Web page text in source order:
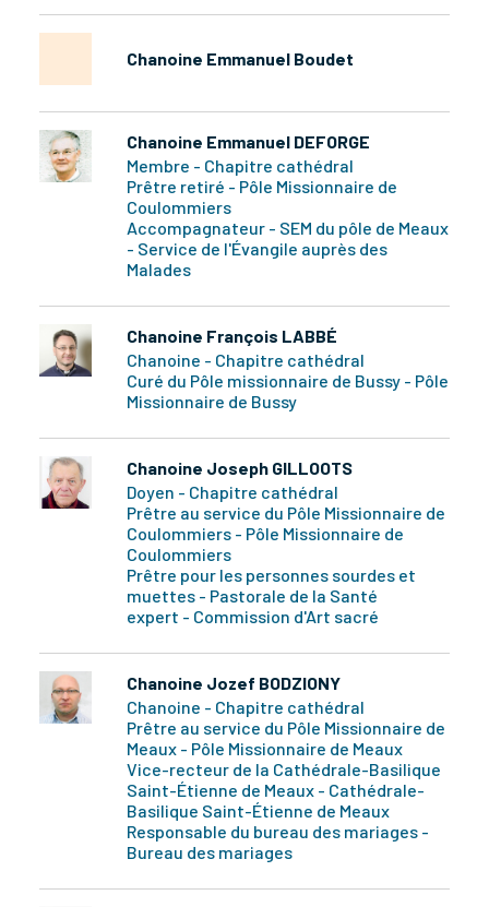
Chanoine Emmanuel Boudet
Chanoine Emmanuel DEFORGE
Membre - Chapitre cathédral
Prêtre retiré - Pôle Missionnaire de
Coulommiers
Accompagnateur - SEM du pôle de Meaux
- Service de l'Évangile auprès des
Malades
Chanoine François LABBÉ
Chanoine - Chapitre cathédral
Curé du Pôle missionnaire de Bussy - Pôle
Missionnaire de Bussy
Chanoine Joseph GILLOOTS
Doyen - Chapitre cathédral
Prêtre au service du Pôle Missionnaire de
Coulommiers - Pôle Missionnaire de
Coulommiers
Prêtre pour les personnes sourdes et
muettes - Pastorale de la Santé
expert - Commission d'Art sacré
Chanoine Jozef BODZIONY
Chanoine - Chapitre cathédral
Prêtre au service du Pôle Missionnaire de
Meaux - Pôle Missionnaire de Meaux
Vice-recteur de la Cathédrale-Basilique
Saint-Étienne de Meaux - Cathédrale-
Basilique Saint-Étienne de Meaux
Responsable du bureau des mariages -
Bureau des mariages